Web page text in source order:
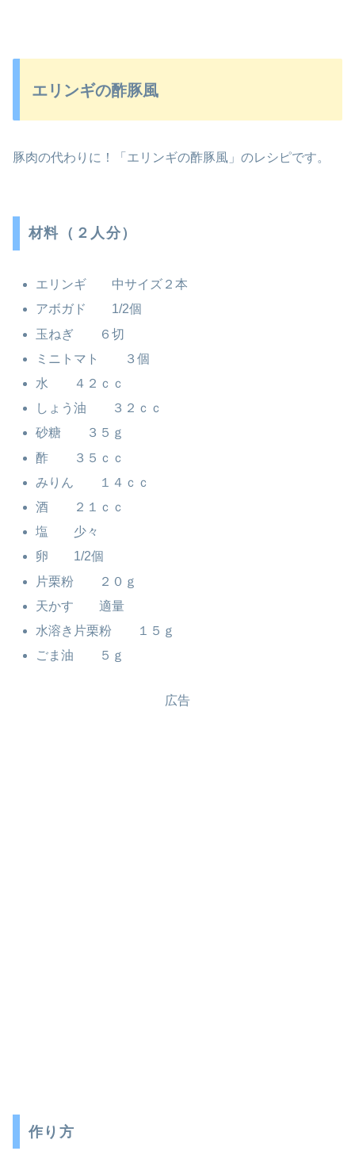
エリンギの酢豚風
豚肉の代わりに！「エリンギの酢豚風」のレシピです。
材料（２人分）
エリンギ 中サイズ２本
アボガド 1/2個
玉ねぎ ６切
ミニトマト ３個
水 ４２ｃｃ
しょう油 ３２ｃｃ
砂糖 ３５ｇ
酢 ３５ｃｃ
みりん １４ｃｃ
酒 ２１ｃｃ
塩 少々
卵 1/2個
片栗粉 ２０ｇ
天かす 適量
水溶き片栗粉 １５ｇ
ごま油 ５ｇ
広告
作り方